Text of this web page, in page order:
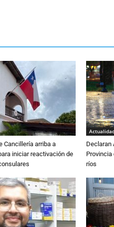
Cancillería arriba a
iniciar reactivación de
Declaran
Provincia
ríos